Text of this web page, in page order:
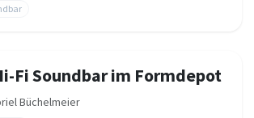
Fi Soundbar im Formdepot
Büchelmeier